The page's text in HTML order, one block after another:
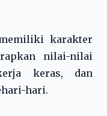
karakter
nilai-nilai
keras, dan
hari.